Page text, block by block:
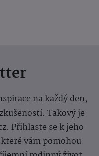
na každý den,
Takový je
Přihlaste se k jeho
vám pomohou